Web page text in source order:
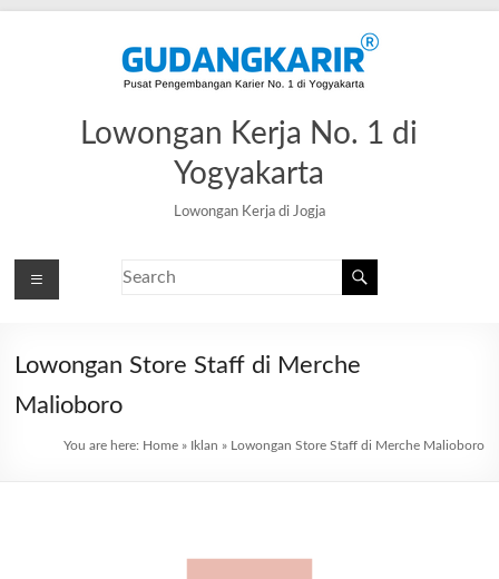
Lowongan Kerja No. 1 di
Yogyakarta
Lowongan Kerja di Jogja
Lowongan Store Staff di Merche
Malioboro
You are here: Home» Iklan » Lowongan Store Staff di Merche Malioboro